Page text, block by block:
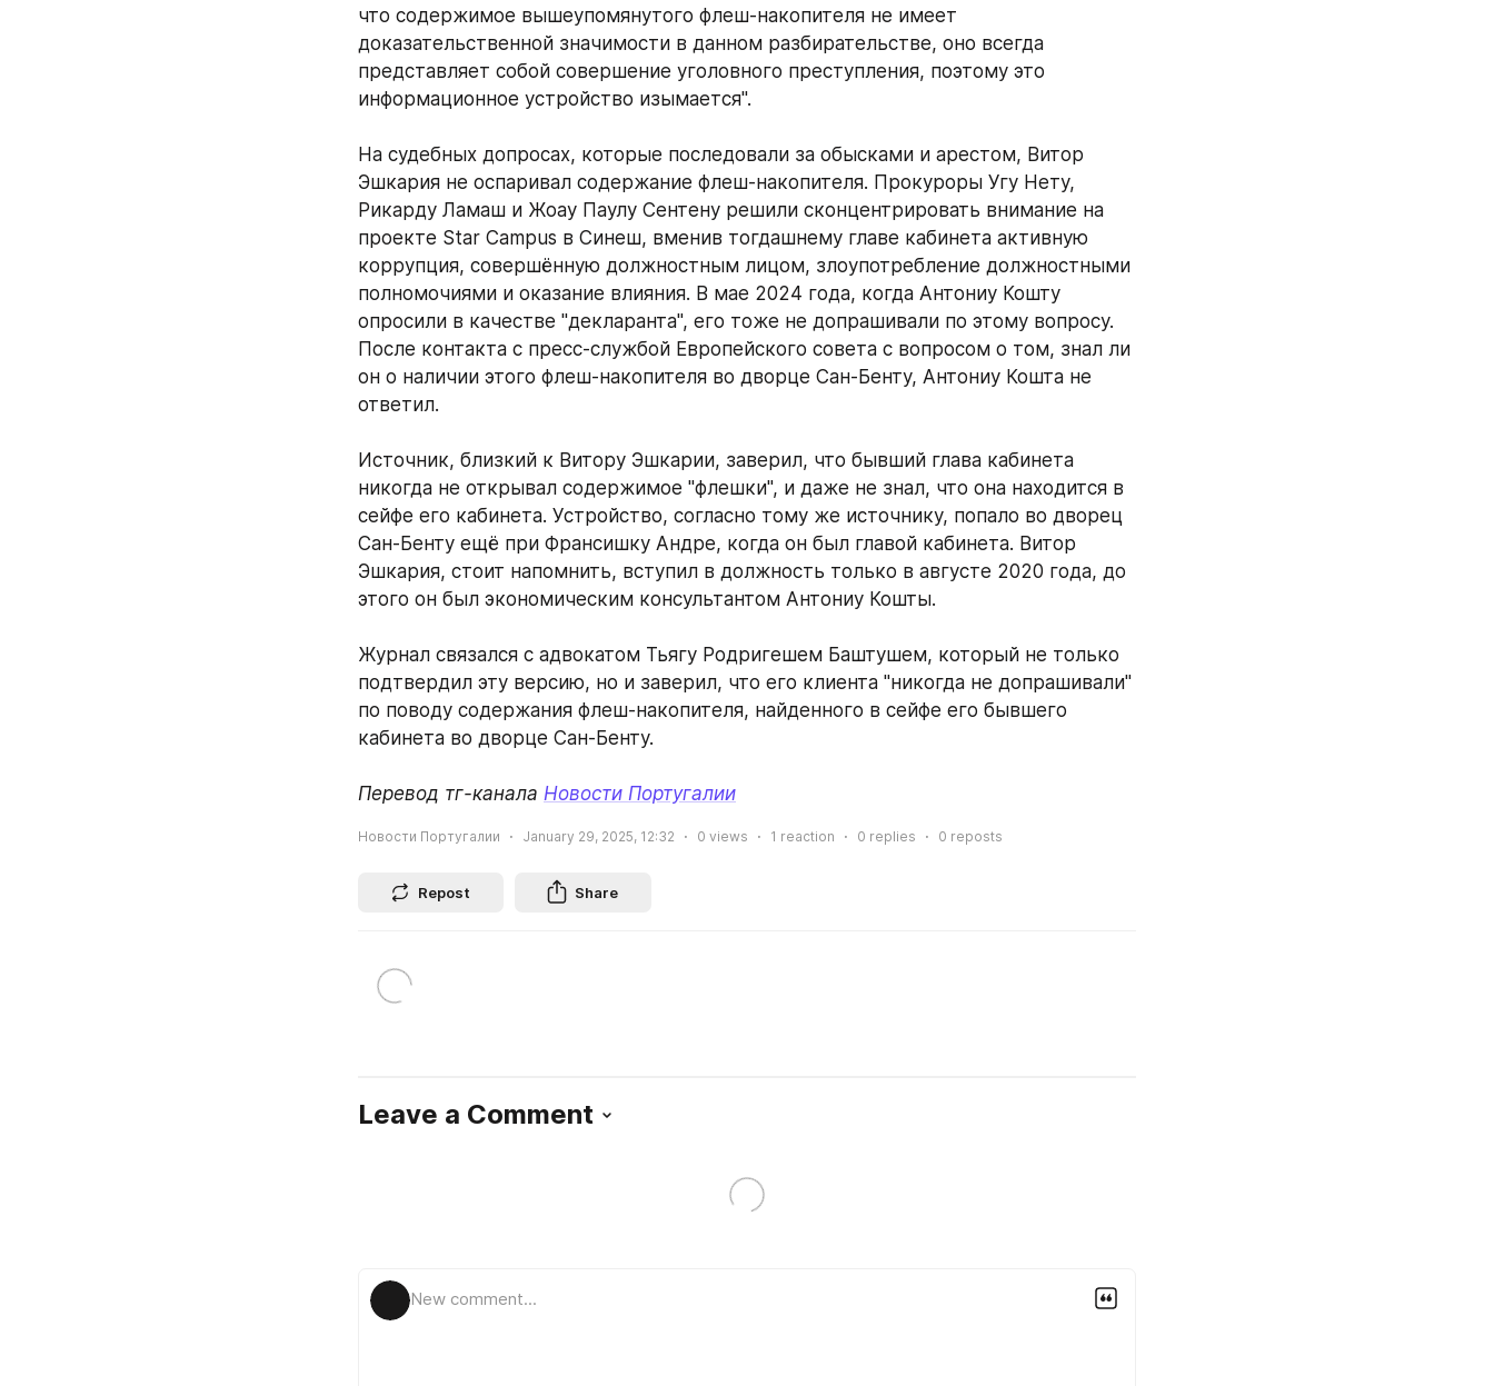
что содержимое вышеупомянутого флеш-накопителя не имеет
доказательственной значимости в данном разбирательстве, оно всегда
представляет собой совершение уголовного преступления, поэтому это
информационное устройство изымается".
На судебных допросах, которые последовали за обысками и арестом, Витор
Эшкария не оспаривал содержание флеш-накопителя. Прокуроры Угу Нету,
Рикарду Ламаш и Жоау Паулу Сентену решили сконцентрировать внимание на
проекте Star Campus в Синеш, вменив тогдашнему главе кабинета активную
коррупция, совершённую должностным лицом, злоупотребление должностными
полномочиями и оказание влияния. В мае 2024 года, когда Антониу Кошту
опросили в качестве "декларанта", его тоже не допрашивали по этому вопросу.
После контакта с пресс-службой Европейского совета с вопросом о том, знал ли
он о наличии этого флеш-накопителя во дворце Сан-Бенту, Антониу Кошта не
ответил.
Источник, близкий к Витору Эшкарии, заверил, что бывший глава кабинета
никогда не открывал содержимое "флешки", и даже не знал, что она находится в
сейфе его кабинета. Устройство, согласно тому же источнику, попало во дворец
Сан-Бенту ещё при Франсишку Андре, когда он был главой кабинета. Витор
Эшкария, стоит напомнить, вступил в должность только в августе 2020 года, до
этого он был экономическим консультантом Антониу Кошты.
Журнал связался с адвокатом Тьягу Родригешем Баштушем, который не только
подтвердил эту версию, но и заверил, что его клиента "никогда не допрашивали"
по поводу содержания флеш-накопителя, найденного в сейфе его бывшего
кабинета во дворце Сан-Бенту.
Перевод тг-канала Новости Португалии
Новости Португалии January 29, 2025, 12:32 0 views 1 reaction 0 replies 0 reposts
Repost Share
Leave a Comment